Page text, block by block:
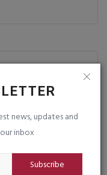
news, updates and
inbox
Subscribe